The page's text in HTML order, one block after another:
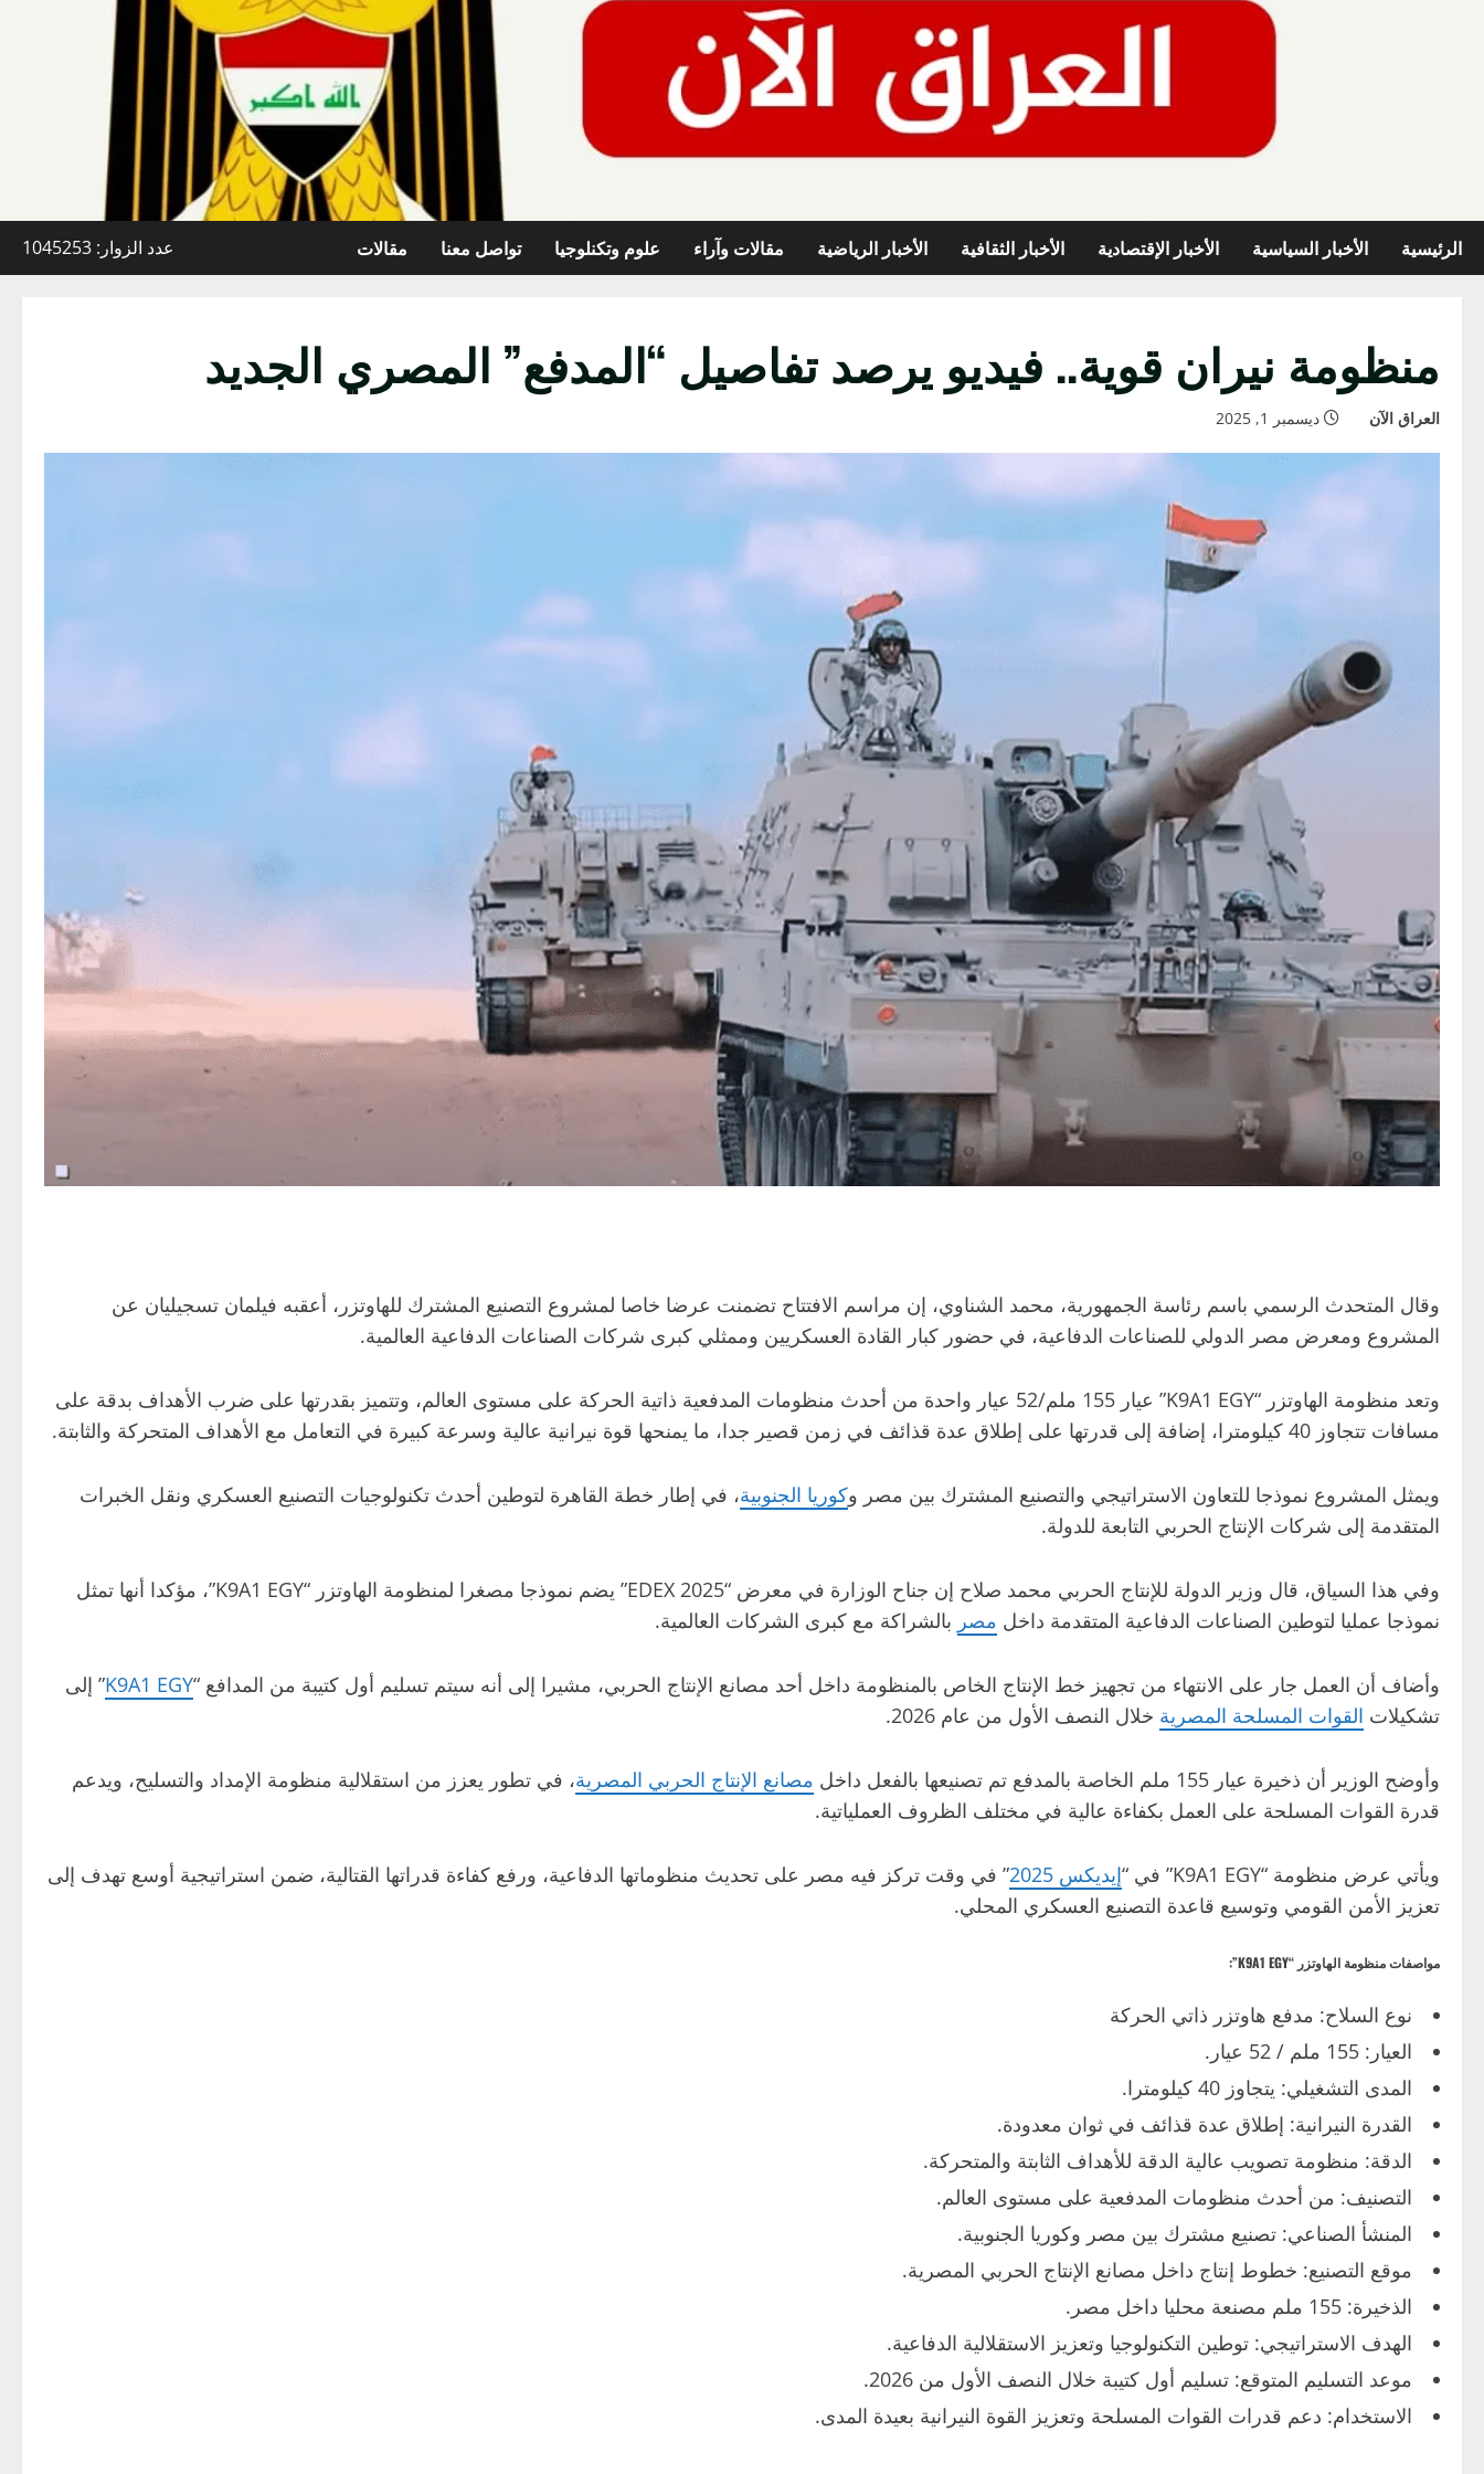
الرئيسية الأخبار السياسية الأخبار الإقتصادية الأخبار الثقافية الأخبار الرياضية مقالات وآراء علوم وتكنلوجيا تواصل معنا مقالات عدد الزوار: 1045253
منظومة نيران قوية.. فيديو يرصد تفاصيل “المدفع” المصري الجديد
العراق الآن ديسمبر 1, 2025
وقال المتحدث الرسمي باسم رئاسة الجمهورية، محمد الشناوي، إن مراسم الافتتاح تضمنت عرضا خاصا لمشروع التصنيع المشترك للهاوتزر، أعقبه فيلمان تسجيليان عن
المشروع ومعرض مصر الدولي للصناعات الدفاعية، في حضور كبار القادة العسكريين وممثلي كبرى شركات الصناعات الدفاعية العالمية.
وتعد منظومة الهاوتزر “K9A1 EGY” عيار 155 ملم/52 عيار واحدة من أحدث منظومات المدفعية ذاتية الحركة على مستوى العالم، وتتميز بقدرتها على ضرب الأهداف بدقة على
مسافات تتجاوز 40 كيلومترا، إضافة إلى قدرتها على إطلاق عدة قذائف في زمن قصير جدا، ما يمنحها قوة نيرانية عالية وسرعة كبيرة في التعامل مع الأهداف المتحركة والثابتة.
ويمثل المشروع نموذجا للتعاون الاستراتيجي والتصنيع المشترك بين مصر وكوريا الجنوبية، في إطار خطة القاهرة لتوطين أحدث تكنولوجيات التصنيع العسكري ونقل الخبرات
المتقدمة إلى شركات الإنتاج الحربي التابعة للدولة.
وفي هذا السياق، قال وزير الدولة للإنتاج الحربي محمد صلاح إن جناح الوزارة في معرض “EDEX 2025” يضم نموذجا مصغرا لمنظومة الهاوتزر “K9A1 EGY”، مؤكدا أنها تمثل
نموذجا عمليا لتوطين الصناعات الدفاعية المتقدمة داخل مصر بالشراكة مع كبرى الشركات العالمية.
وأضاف أن العمل جار على الانتهاء من تجهيز خط الإنتاج الخاص بالمنظومة داخل أحد مصانع الإنتاج الحربي، مشيرا إلى أنه سيتم تسليم أول كتيبة من المدافع “K9A1 EGY” إلى
تشكيلات القوات المسلحة المصرية خلال النصف الأول من عام 2026.
وأوضح الوزير أن ذخيرة عيار 155 ملم الخاصة بالمدفع تم تصنيعها بالفعل داخل مصانع الإنتاج الحربي المصرية، في تطور يعزز من استقلالية منظومة الإمداد والتسليح، ويدعم
قدرة القوات المسلحة على العمل بكفاءة عالية في مختلف الظروف العملياتية.
ويأتي عرض منظومة “K9A1 EGY” في “ إيديكس 2025
” في وقت تركز فيه مصر على تحديث منظوماتها الدفاعية، ورفع كفاءة قدراتها القتالية، ضمن استراتيجية أوسع تهدف إلى
تعزيز الأمن القومي وتوسيع قاعدة التصنيع العسكري المحلي.
مواصفات منظومة الهاوتزر “K9A1 EGY”:
نوع السلاح: مدفع هاوتزر ذاتي الحركة
العيار: 155 ملم / 52 عيار.
المدى التشغيلي: يتجاوز 40 كيلومترا.
القدرة النيرانية: إطلاق عدة قذائف في ثوان معدودة.
الدقة: منظومة تصويب عالية الدقة للأهداف الثابتة والمتحركة.
التصنيف: من أحدث منظومات المدفعية على مستوى العالم.
المنشأ الصناعي: تصنيع مشترك بين مصر وكوريا الجنوبية.
موقع التصنيع: خطوط إنتاج داخل مصانع الإنتاج الحربي المصرية.
الذخيرة: 155 ملم مصنعة محليا داخل مصر.
الهدف الاستراتيجي: توطين التكنولوجيا وتعزيز الاستقلالية الدفاعية.
موعد التسليم المتوقع: تسليم أول كتيبة خلال النصف الأول من 2026.
الاستخدام: دعم قدرات القوات المسلحة وتعزيز القوة النيرانية بعيدة المدى.